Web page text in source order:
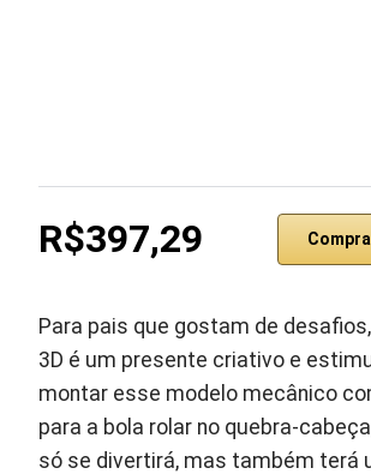
R$397,29
Para pais que gostam de
3D é um presente criativo e
montar esse modelo mecânico
para a bola rolar no quebra-
só se divertirá, mas também terá